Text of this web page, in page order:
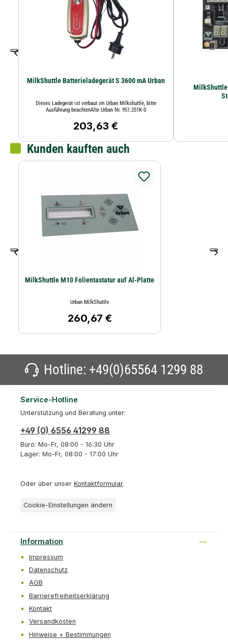
MilkShuttle Batterieladegerät S 3600 mA Urban
Dieses Ladegerät ist verbaut im Urban Milkshuttle, bitte
Ausführung beachtenAlte Urban Nr. 951.251K-0
Regulärer Preis:
203,63 €
MilkShuttle
Kunden kauften auch
MilkShuttle M10 Folientastatur auf Al-Platte
Urban MilkShuttle
Regulärer Preis:
260,67 €
Hotline: +49(0)65564 1299 88
Service-Hotline
Unterstützung und Beratung unter:
+49 (0) 6556 41299 88
Büro: Mo-Fr, 08:00 - 16:30 Uhr
Lager: Mo-Fr, 08:00 - 17:00 Uhr
Oder über unser Kontaktformular.
Cookie-Einstellungen ändern
Information
Impressum
Datenschutz
AGB
Barrierefreiheitserklärung
Kontakt
Versandkosten
Hinweise + Bestimmungen